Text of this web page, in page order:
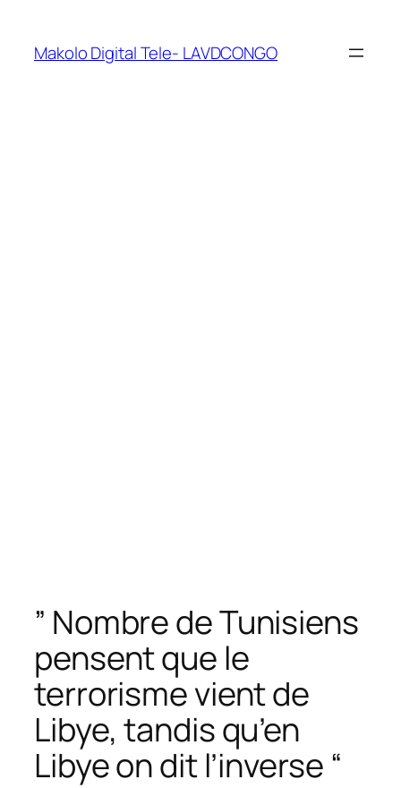
Makolo Digital Tele- LAVDCONGO
” Nombre de Tunisiens
pensent que le
terrorisme vient de
Libye, tandis qu’en
Libye on dit l’inverse “